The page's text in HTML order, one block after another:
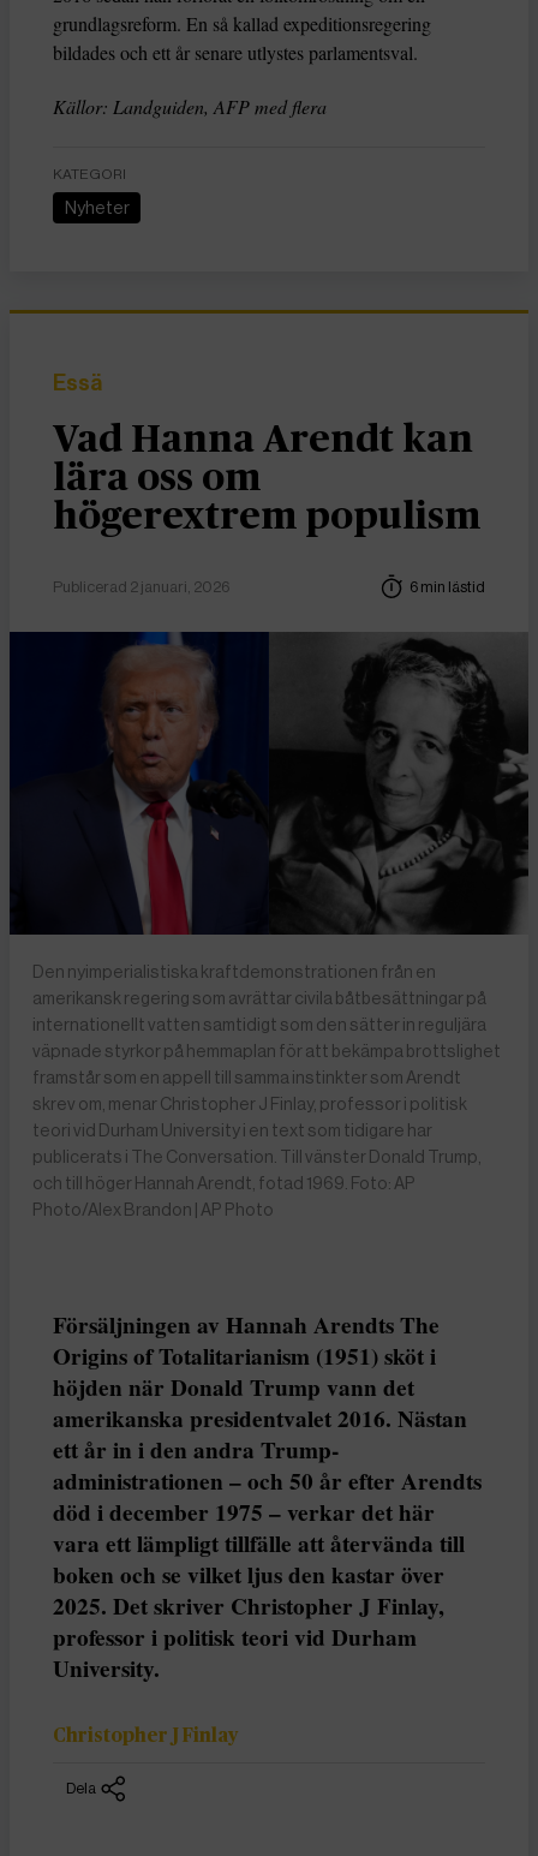
grundlagsreform. En så kallad expeditionsregering
bildades och ett år senare utlystes parlamentsval.
Källor: Landguiden, AFP med flera
KATEGORI
Nyheter
Essä
Vad Hanna Arendt kan
lära oss om
högerextrem populism
Publicerad 2 januari, 2026 6 min lästid
Den nyimperialistiska kraftdemonstrationen från en
amerikansk regering som avrättar civila båtbesättningar på
internationellt vatten samtidigt som den sätter in reguljära
väpnade styrkor på hemmaplan för att bekämpa brottslighet
framstår som en appell till samma instinkter som Arendt
skrev om, menar Christopher J Finlay, professor i politisk
teori vid Durham University i en text som tidigare har
publicerats i The Conversation. Till vänster Donald Trump,
och till höger Hannah Arendt, fotad 1969. Foto: AP
Photo/Alex Brandon | AP Photo
Försäljningen av Hannah Arendts The
Origins of Totalitarianism (1951) sköt i
höjden när Donald Trump vann det
amerikanska presidentvalet 2016. Nästan
ett år in i den andra Trump-
administrationen – och 50 år efter Arendts
död i december 1975 – verkar det här
vara ett lämpligt tillfälle att återvända till
boken och se vilket ljus den kastar över
2025. Det skriver Christopher J Finlay,
professor i politisk teori vid Durham
University.
Christopher J Finlay
Dela